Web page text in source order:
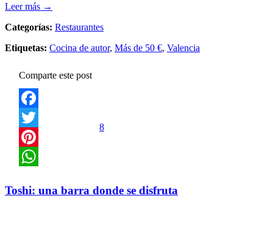
Leer más →
Categorías: Restaurantes
Etiquetas: Cocina de autor, Más de 50 €, Valencia
Comparte este post
Facebook
Twitter
Pinterest
8
Toshi: una barra donde se disfruta